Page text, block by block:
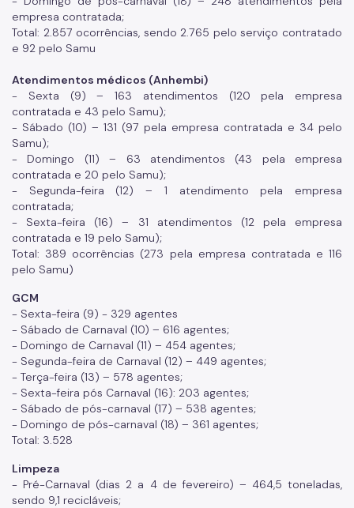
empresa contratada;
Total: 2.857 ocorrências, sendo 2.765 pelo serviço contratado
e 92 pelo Samu
Atendimentos médicos (Anhembi)
- Sexta (9) – 163 atendimentos (120 pela empresa
contratada e 43 pelo Samu);
- Sábado (10) – 131 (97 pela empresa contratada e 34 pelo
Samu);
- Domingo (11) – 63 atendimentos (43 pela empresa
contratada e 20 pelo Samu);
- Segunda-feira (12) – 1 atendimento pela empresa
contratada;
- Sexta-feira (16) – 31 atendimentos (12 pela empresa
contratada e 19 pelo Samu);
Total: 389 ocorrências (273 pela empresa contratada e 116
pelo Samu)
GCM
- Sexta-feira (9) - 329 agentes
- Sábado de Carnaval (10) – 616 agentes;
- Domingo de Carnaval (11) – 454 agentes;
- Segunda-feira de Carnaval (12) – 449 agentes;
- Terça-feira (13) – 578 agentes;
- Sexta-feira pós Carnaval (16): 203 agentes;
- Sábado de pós-carnaval (17) – 538 agentes;
- Domingo de pós-carnaval (18) – 361 agentes;
Total: 3.528
Limpeza
- Pré-Carnaval (dias 2 a 4 de fevereiro) – 464,5 toneladas,
sendo 9,1 recicláveis;